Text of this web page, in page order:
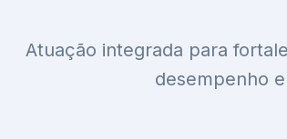
Atuação integrada para
desempenho